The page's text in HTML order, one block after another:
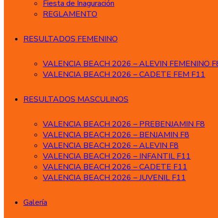
Fiesta de Inaguración
REGLAMENTO
RESULTADOS FEMENINO
VALENCIA BEACH 2026 – ALEVIN FEMENINO
VALENCIA BEACH 2026 – CADETE FEM F11
RESULTADOS MASCULINOS
VALENCIA BEACH 2026 – PREBENJAMIN F8
VALENCIA BEACH 2026 – BENJAMIN F8
VALENCIA BEACH 2026 – ALEVIN F8
VALENCIA BEACH 2026 – INFANTIL F11
VALENCIA BEACH 2026 – CADETE F11
VALENCIA BEACH 2026 – JUVENIL F11
Galería